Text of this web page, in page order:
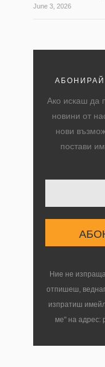
June 3, 2026
Ако искаш да
новини от
нови
постави
Ние не
отпишеш,
изпратиш
ме" на адрес: